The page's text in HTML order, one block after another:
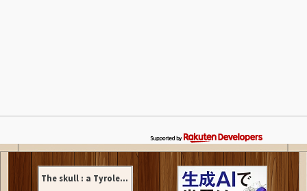
The skull : a Tyrole...